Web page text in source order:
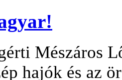
Mészáros
hajók és az